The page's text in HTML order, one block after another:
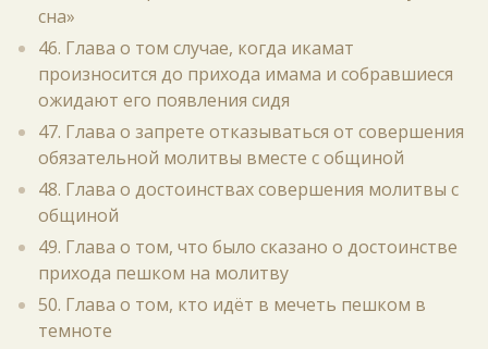
сна»
46. Глава о том случае, когда икамат
произносится до прихода имама и собравшиеся
ожидают его появления сидя
47. Глава о запрете отказываться от совершения
обязательной молитвы вместе с общиной
48. Глава о достоинствах совершения молитвы с
общиной
49. Глава о том, что было сказано о достоинстве
прихода пешком на молитву
50. Глава о том, кто идёт в мечеть пешком в
темноте